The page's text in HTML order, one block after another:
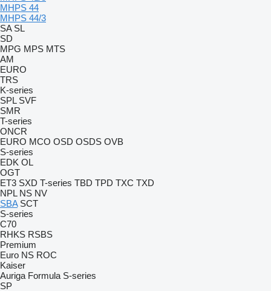
MHPS 44
MHPS 44/3
SA SL
SD
MPG MPS MTS
AM
EURO
TRS
K-series
SPL SVF
SMR
T-series
ONCR
EURO MCO OSD OSDS OVB
S-series
EDK OL
OGT
ET3 SXD T-series TBD TPD TXC TXD
NPL NS NV
SBA SCT
S-series
C70
RHKS RSBS
Premium
Euro NS ROC
Kaiser
Auriga Formula S-series
SP